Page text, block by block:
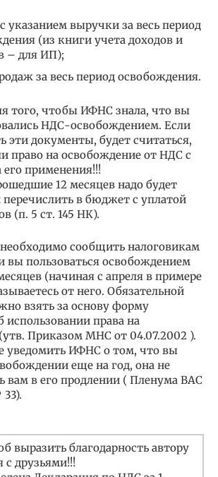
указанием выручки за весь период
(из книги учета доходов и
– для ИП);
за весь период освобождения.
того, чтобы ИФНС знала, что вы
НДС-освобождением. Если
эти документы, будет считаться,
право на освобождение от НДС с
его применения!!!
12 месяцев надо будет
перечислить в бюджет с уплатой
(п. 5 ст. 145 НК).
сообщить налоговикам
вы пользоваться освобождением
(начиная с апреля в примере
от него. Обязательной
взять за основу форму
использовании права на
Приказом МНС от 04.07.2002 ).
уведомить ИФНС о том, что вы
еще на год, она не
вам в его продлении ( Пленума ВАС
выразить благодарность автору
с друзьями!!!